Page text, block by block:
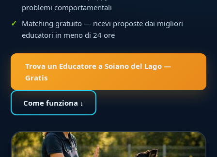
problemi comportamentali
Matching gratuito — ricevi proposte dai migliori
educatori in meno di 24 ore
Trova un Educatore a Soiano del Lago —
Gratis
Come funziona ↓